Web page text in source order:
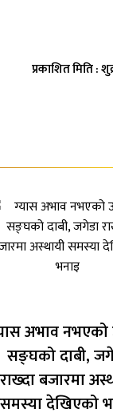
प्रकाशित मिति :
अभाव नभएको
सङ्घको दाबी,
राख्दा बजारमा
समस्या देखिएको